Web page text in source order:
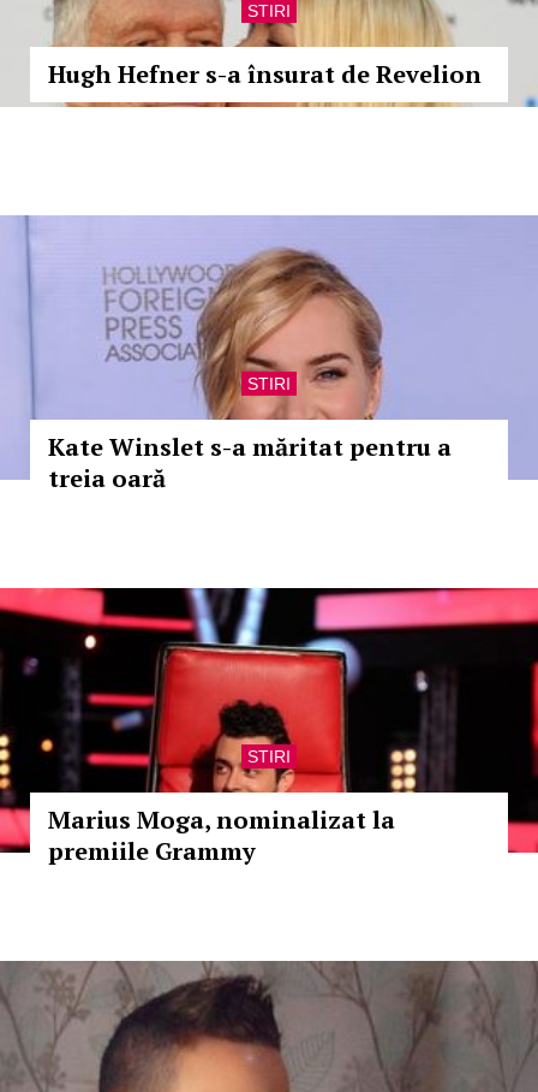
STIRI
Hugh Hefner s-a însurat de Revelion
STIRI
Kate Winslet s-a măritat pentru a
treia oară
STIRI
Marius Moga, nominalizat la
premiile Grammy